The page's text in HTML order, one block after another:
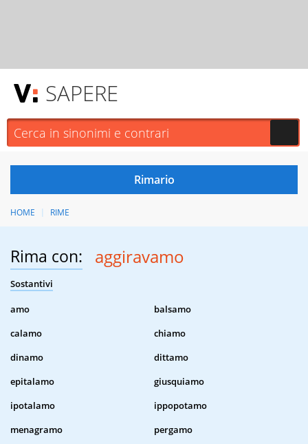
SAPERE
HOME RIME
Rima con: aggiravamo
Sostantivi
amo
balsamo
calamo
chiamo
dinamo
dittamo
epitalamo
giusquiamo
ipotalamo
ippopotamo
menagramo
pergamo